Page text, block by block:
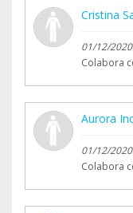
Cristina
01/12/2020
Colabora
Aurora
01/12/2020
Colabora